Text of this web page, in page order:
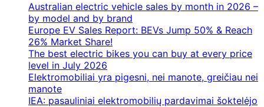
Australian electric vehicle sales by month in 2026 –
by model and by brand
Europe EV Sales Report: BEVs Jump 50% & Reach
26% Market Share!
The best electric bikes you can buy at every price
level in July 2026
Elektromobiliai yra pigesni, nei manote, greičiau nei
manote
IEA: pasauliniai elektromobilių pardavimai šoktelėjo